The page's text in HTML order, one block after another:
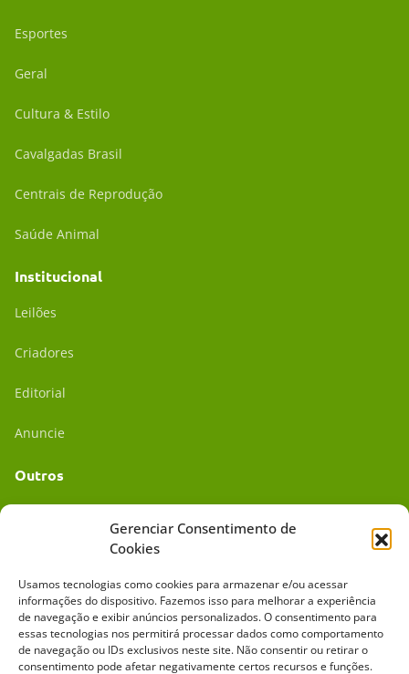
Gerenciar Consentimento de
Cookies
Usamos tecnologias como cookies para armazenar e/ou acessar
informações do dispositivo. Fazemos isso para melhorar a experiência
de navegação e exibir anúncios personalizados. O consentimento para
essas tecnologias nos permitirá processar dados como comportamento
de navegação ou IDs exclusivos neste site. Não consentir ou retirar o
consentimento pode afetar negativamente certos recursos e funções.
Esportes
Geral
Cultura & Estilo
Cavalgadas Brasil
Centrais de Reprodução
Saúde Animal
Institucional
Leilões
Criadores
Editorial
Anuncie
Outros
Mídia Kit